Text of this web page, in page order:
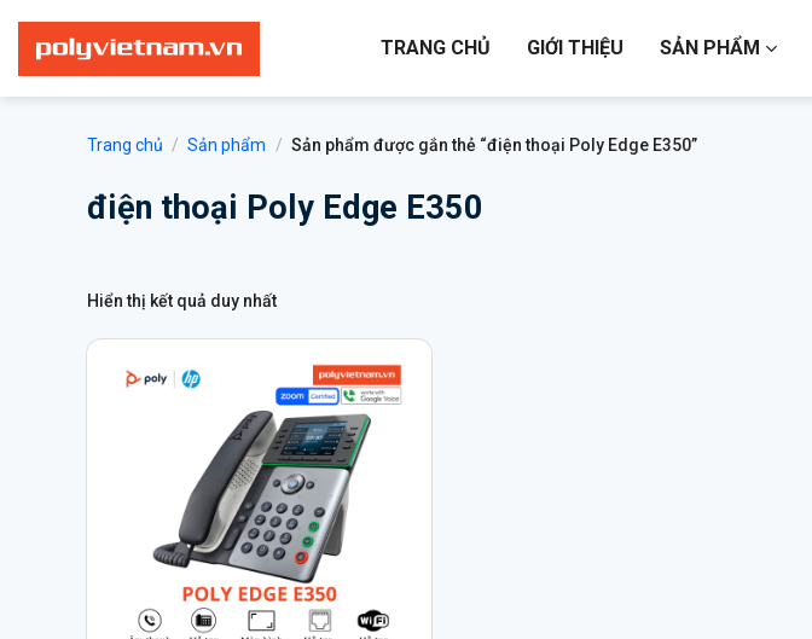
nội
dung
TRANG CHỦ GIỚI THIỆU SẢN PHẨM
Trang chủ / Sản phẩm / Sản phẩm được gắn thẻ “điện thoại Poly Edge E350”
điện thoại Poly Edge E350
Hiển thị kết quả duy nhất